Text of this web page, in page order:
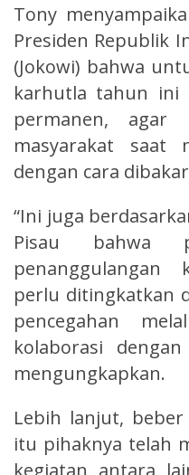
Tony
Presiden Republik
(Jokowi) bahwa
karhutla tahun ini
permanen, agar
masyarakat saat
dengan cara
“Ini juga
Pisau bahwa
penanggulangan
perlu ditingkatkan
pencegahan
kolaborasi
mengungkapkan.
Lebih lanjut,
itu pihaknya telah
kegiatan antara